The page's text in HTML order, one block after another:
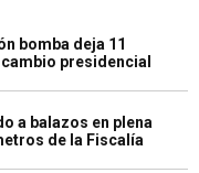
bomba deja 11
presidencial
a balazos en plena
de la Fiscalía